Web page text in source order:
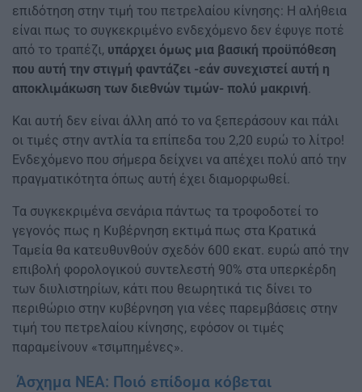
επιδότηση στην τιμή του πετρελαίου κίνησης: Η αλήθεια
είναι πως το συγκεκριμένο ενδεχόμενο δεν έφυγε ποτέ
από το τραπέζι, υπάρχει όμως μια βασική προϋπόθεση
που αυτή την στιγμή φαντάζει -εάν συνεχιστεί αυτή η
αποκλιμάκωση των διεθνών τιμών- πολύ μακρινή.
Και αυτή δεν είναι άλλη από το να ξεπεράσουν και πάλι
οι τιμές στην αντλία τα επίπεδα του 2,20 ευρώ το λίτρο!
Ενδεχόμενο που σήμερα δείχνει να απέχει πολύ από την
πραγματικότητα όπως αυτή έχει διαμορφωθεί.
Τα συγκεκριμένα σενάρια πάντως τα τροφοδοτεί το
γεγονός πως η Κυβέρνηση εκτιμά πως στα Κρατικά
Ταμεία θα κατευθυνθούν σχεδόν 600 εκατ. ευρώ από την
επιβολή φορολογικού συντελεστή 90% στα υπερκέρδη
των διυλιστηρίων, κάτι που θεωρητικά τις δίνει το
περιθώριο στην κυβέρνηση για νέες παρεμβάσεις στην
τιμή του πετρελαίου κίνησης, εφόσον οι τιμές
παραμείνουν «τσιμπημένες».
Άσχημα ΝΕΑ: Ποιό επίδομα κόβεται